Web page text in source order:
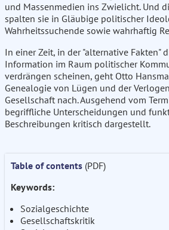
und Massenmedien ins Zwielicht. Und
spalten sie in Gläubige politischer
Wahrheitssuchende sowie wahrhaftig
In einer Zeit, in der "alternative Fakten"
Information im Raum politischer
verdrängen scheinen, geht Otto
Genealogie von Lügen und der
Gesellschaft nach. Ausgehend vom
begriffliche Unterscheidungen und
Beschreibungen kritisch dargestellt.
Table of contents (PDF)
Keywords:
Sozialgeschichte
Gesellschaftskritik